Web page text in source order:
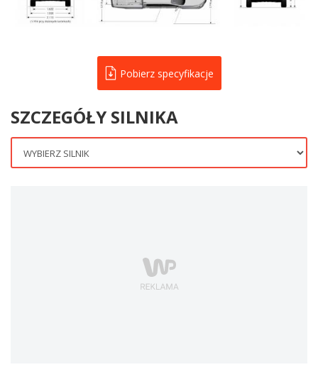
Pobierz specyfikacje
SZCZEGÓŁY SILNIKA